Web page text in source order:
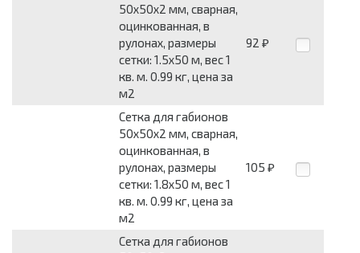
50x50x2 мм, сварная,
оцинкованная, в
рулонах, размеры
сетки: 1.5x50 м, вес 1
кв. м. 0.99 кг, цена за
м2
92 ₽
Сетка для габионов
50x50x2 мм, сварная,
оцинкованная, в
рулонах, размеры
сетки: 1.8x50 м, вес 1
кв. м. 0.99 кг, цена за
м2
105 ₽
Сетка для габионов